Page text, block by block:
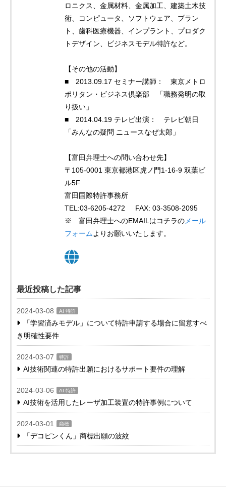
ロニクス、金属材料、金属加工、建築土木技
術、コンピュータ、ソフトウェア、プラン
ト、歯科医療機器、インプラント、プロダク
トデザイン、ビジネスモデル特許など。
【その他の活動】
■ 2013.09.17 セミナー講師： 東京メトロ
ポリタン・ビジネス倶楽部 「職務発明の取
り扱い」
■ 2014.04.19 テレビ出演： テレビ朝日
「みんなの疑問 ニュースなぜ太郎」
【富田弁理士への問い合わせ先】
〒105-0001 東京都港区虎ノ門1-16-9 双葉ビ
ル5F
富田国際特許事務所
TEL:03-6205-4272 FAX: 03-3508-2095
※ 富田弁理士へのEMAILはコチラのメール
フォームよりお願いいたします。
最近投稿した記事
2024-03-08 AI 特許
「学習済みモデル」について特許申請する場合に留意すべ
き明確性要件
2024-03-07 特許
AI技術関連の特許出願におけるサポート要件の理解
2024-03-06 AI 特許
AI技術を活用したレーザ加工装置の特許事例について
2024-03-01 商標
「デコピンくん」商標出願の波紋